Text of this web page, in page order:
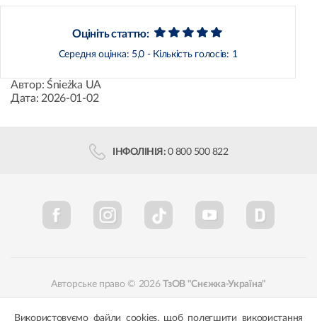
Оцініть статтю:
Середня оцінка: 5,0 - Кількість голосів: 1
Автор: Śnieżka UA
Дата:2026-01-02
ІНФОЛІНІЯ: 0 800 500 822
Авторське право © 2026ТзОВ "Снєжка-Україна"
Політика конфіденційності
Використовуємо файли cookies, щоб полегшити використання